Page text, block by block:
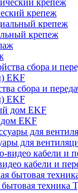
крепеж
крепеж
сбора и
EKF
EKF
для
кабели и
техника